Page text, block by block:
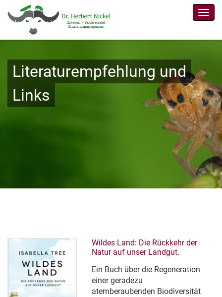
Literaturempfehlung und
Links
Wildes Land: Die Rückkehr der
Natur auf unser Landgut.
Ein Buch über die Regeneration
einer geradezu
atemberaubenden Biodiversität